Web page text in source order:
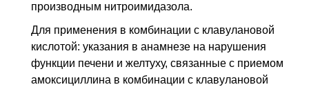
производным нитроимидазола.
Для применения в комбинации с клавулановой
кислотой: указания в анамнезе на нарушения
функции печени и желтуху, связанные с приемом
амоксициллина в комбинации с клавулановой